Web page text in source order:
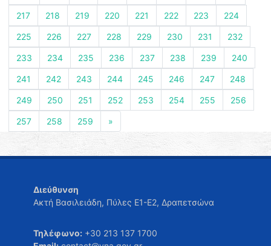
217 218 219 220 221 222 223 224
225 226 227 228 229 230 231 232
233 234 235 236 237 238 239 240
241 242 243 244 245 246 247 248
249 250 251 252 253 254 255 256
257 258 259 »
Διεύθυνση
Ακτή Βασιλειάδη, Πύλες Ε1-Ε2, Δραπετσώνα
Τηλέφωνο: +30 213 137 1700